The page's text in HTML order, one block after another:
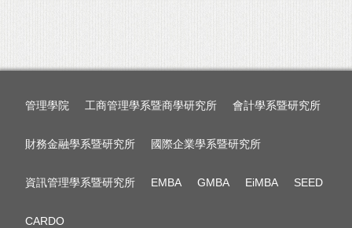
管理學院 工商管理學系暨商學研究所 會計學系暨研究所
財務金融學系暨研究所 國際企業學系暨研究所
資訊管理學系暨研究所 EMBA GMBA EiMBA SEED
CARDO